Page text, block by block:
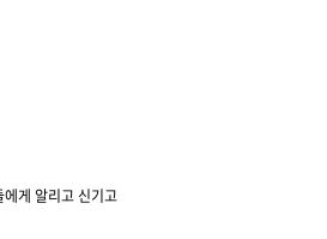
게 알리고 신기고